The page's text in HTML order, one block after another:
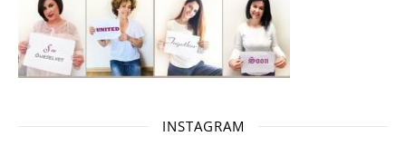
INSTAGRAM